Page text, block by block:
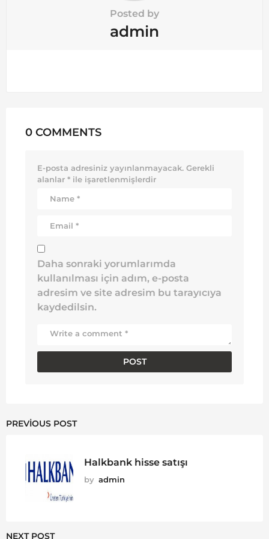
Posted by
admin
0 COMMENTS
E-posta adresiniz yayınlanmayacak. Gerekli
alanlar * ile işaretlenmişlerdir
Daha sonraki yorumlarımda
kullanılması için adım, e-posta
adresim ve site adresim bu tarayıcıya
kaydedilsin.
PREVIOUS POST
Halkbank hisse satışı
by admin
NEXT POST